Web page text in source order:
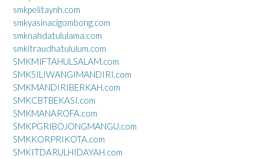
smkpelitaynh.com
smkyasinacigombong.com
smknahdatululama.com
smkitraudhatululum.com
SMKMIFTAHULSALAM.com
SMKSILIWANGIMANDIRI.com
SMKMANDIRIBERKAH.com
SMKCBTBEKASI.com
SMKMANAROFA.com
SMKPGRIBOJONGMANGU.com
SMKKORPRIKOTA.com
SMKITDARULHIDAYAH.com